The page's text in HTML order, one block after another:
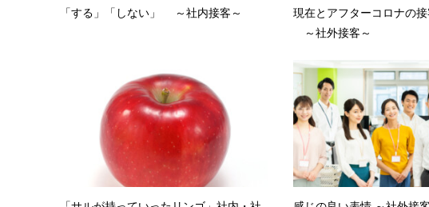
「する」「しない」 ～社内接客～
現在とアフターコロナの
～社外接客～